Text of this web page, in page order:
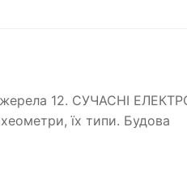
12. СУЧАСНІ
їх типи. Будова